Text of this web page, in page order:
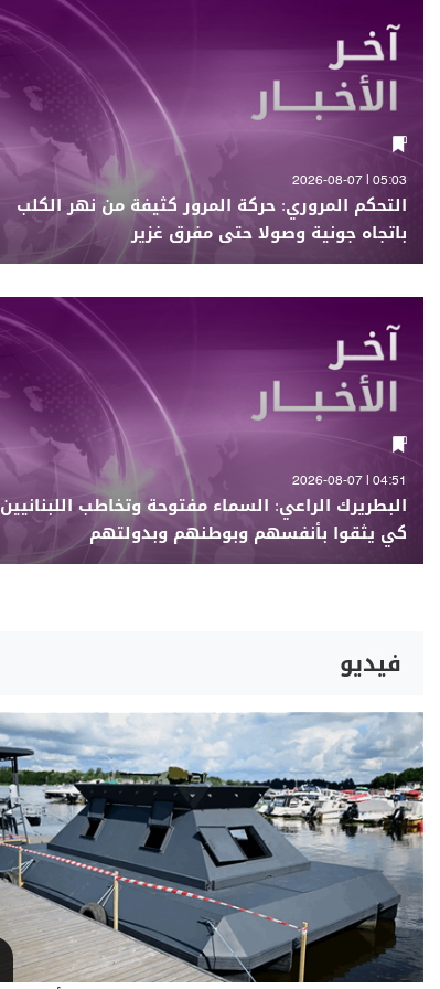
05:03 | 2026-08-07
التحكم المروري: حركة المرور كثيفة من نهر الكلب
باتجاه جونية وصولا حتى مفرق غزير
04:51 | 2026-08-07
البطريرك الراعي: السماء مفتوحة وتخاطب اللبنانيين
كي يثقوا بأنفسهم وبوطنهم وبدولتهم
فيديو